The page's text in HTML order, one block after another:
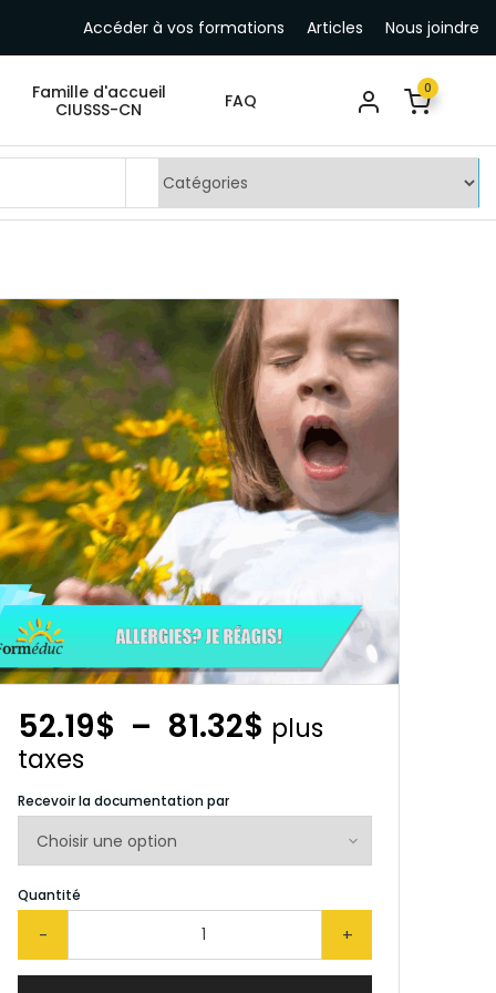
Accéder à vos formations Articles Nous joindre
Famille d'accueil
CIUSSS-CN
FAQ
0
52.19$ – 81.32$ Plage
de
52.19$
81.32$
plus
taxes
Recevoir la documentation par
Quantité
- +